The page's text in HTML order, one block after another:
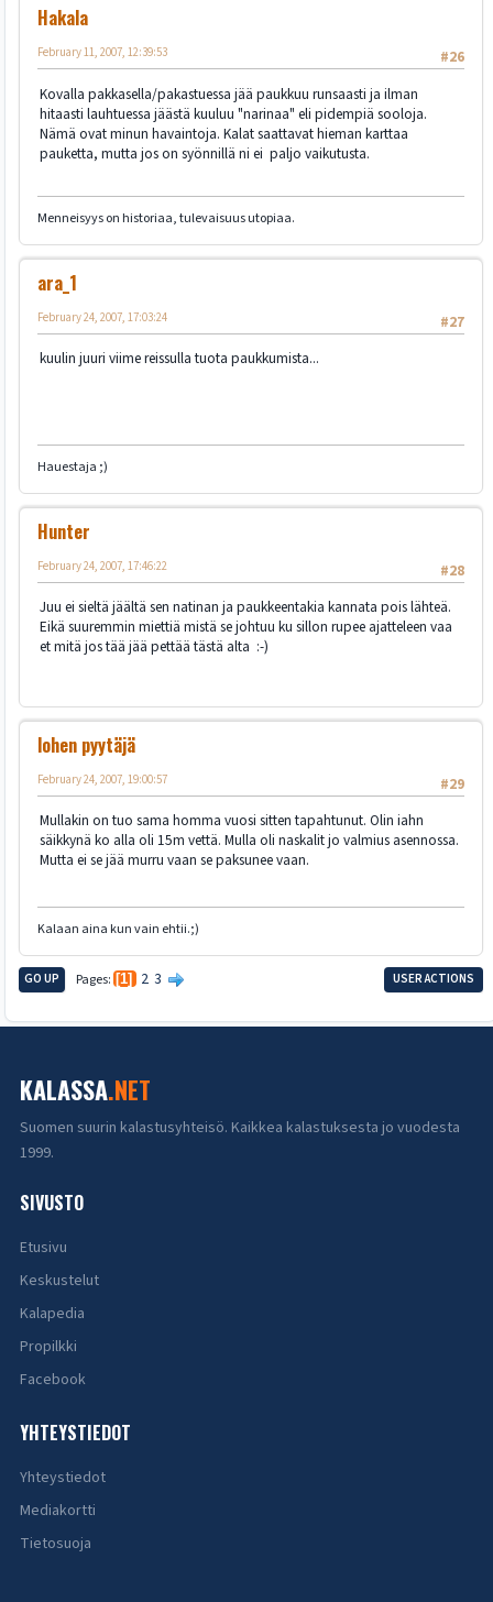
Hakala
#26
February 11, 2007, 12:39:53
Kovalla pakkasella/pakastuessa jää paukkuu runsaasti ja ilman
hitaasti lauhtuessa jäästä kuuluu "narinaa" eli pidempiä sooloja.
Nämä ovat minun havaintoja. Kalat saattavat hieman karttaa
pauketta, mutta jos on syönnillä ni ei paljo vaikutusta.
Menneisyys on historiaa, tulevaisuus utopiaa.
ara_1
#27
February 24, 2007, 17:03:24
kuulin juuri viime reissulla tuota paukkumista...
Hauestaja ;)
Hunter
#28
February 24, 2007, 17:46:22
Juu ei sieltä jäältä sen natinan ja paukkeentakia kannata pois lähteä.
Eikä suuremmin miettiä mistä se johtuu ku sillon rupee ajatteleen vaa
et mitä jos tää jää pettää tästä alta :-)
lohen pyytäjä
#29
February 24, 2007, 19:00:57
Mullakin on tuo sama homma vuosi sitten tapahtunut. Olin iahn
säikkynä ko alla oli 15m vettä. Mulla oli naskalit jo valmius asennossa.
Mutta ei se jää murru vaan se paksunee vaan.
Kalaan aina kun vain ehtii.;)
GO UP Pages 1 2 3 USER ACTIONS
KALASSA.NET
Suomen suurin kalastusyhteisö. Kaikkea kalastuksesta jo vuodesta
1999.
SIVUSTO
Etusivu
Keskustelut
Kalapedia
Propilkki
Facebook
YHTEYSTIEDOT
Yhteystiedot
Mediakortti
Tietosuoja